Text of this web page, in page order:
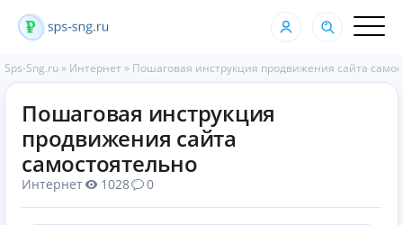
Sps-Sng.ru » Интернет » Пошаговая инструкция продвижения сайта
Пошаговая инструкция
продвижения сайта
самостоятельно
Интернет 1028 0